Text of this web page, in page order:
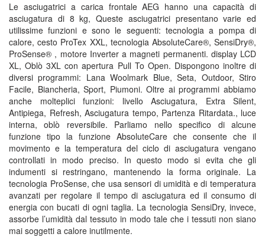
Le asciugatrici a carica frontale AEG hanno una capacità di
asciugatura di 8 kg, Queste asciugatrici presentano varie ed
utilissime funzioni e sono le seguenti: tecnologia a pompa di
calore, cesto ProTex XXL, tecnologia AbsoluteCare®, SensiDry®,
ProSense® , motore Inverter a magneti permanenti. display LCD
XL, Oblò 3XL con apertura Pull To Open. Dispongono inoltre di
diversi programmi: Lana Woolmark Blue, Seta, Outdoor, Stiro
Facile, Biancheria, Sport, Piumoni. Oltre ai programmi abbiamo
anche molteplici funzioni: livello Asciugatura, Extra Silent,
Antipiega, Refresh, Asciugatura tempo, Partenza Ritardata., luce
interna, oblò reversibile. Parliamo nello specifico di alcune
funzione tipo la funzione AbsoluteCare che consente che il
movimento e la temperatura del ciclo di asciugatura vengano
controllati in modo preciso. In questo modo si evita che gli
indumenti si restringano, mantenendo la forma originale. La
tecnologia ProSense, che usa sensori di umidità e di temperatura
avanzati per regolare il tempo di asciugatura ed il consumo di
energia con bucati di ogni taglia. La tecnologia SensiDry, invece,
assorbe l’umidità dal tessuto in modo tale che i tessuti non siano
mai soggetti a calore inutilmente.